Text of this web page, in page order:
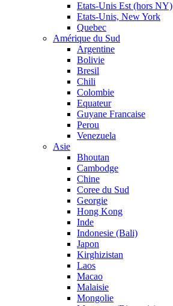
Etats-Unis Est (hors NY)
Etats-Unis, New York
Quebec
Amérique du Sud
Argentine
Bolivie
Bresil
Chili
Colombie
Equateur
Guyane Francaise
Perou
Venezuela
Asie
Bhoutan
Cambodge
Chine
Coree du Sud
Georgie
Hong Kong
Inde
Indonesie (Bali)
Japon
Kirghizistan
Laos
Macao
Malaisie
Mongolie